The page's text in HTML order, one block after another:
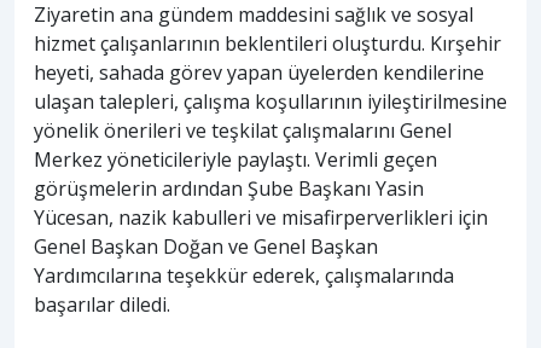
Ziyaretin ana gündem maddesini sağlık ve sosyal
hizmet çalışanlarının beklentileri oluşturdu. Kırşehir
heyeti, sahada görev yapan üyelerden kendilerine
ulaşan talepleri, çalışma koşullarının iyileştirilmesine
yönelik önerileri ve teşkilat çalışmalarını Genel
Merkez yöneticileriyle paylaştı. Verimli geçen
görüşmelerin ardından Şube Başkanı Yasin
Yücesan, nazik kabulleri ve misafirperverlikleri için
Genel Başkan Doğan ve Genel Başkan
Yardımcılarına teşekkür ederek, çalışmalarında
başarılar diledi.